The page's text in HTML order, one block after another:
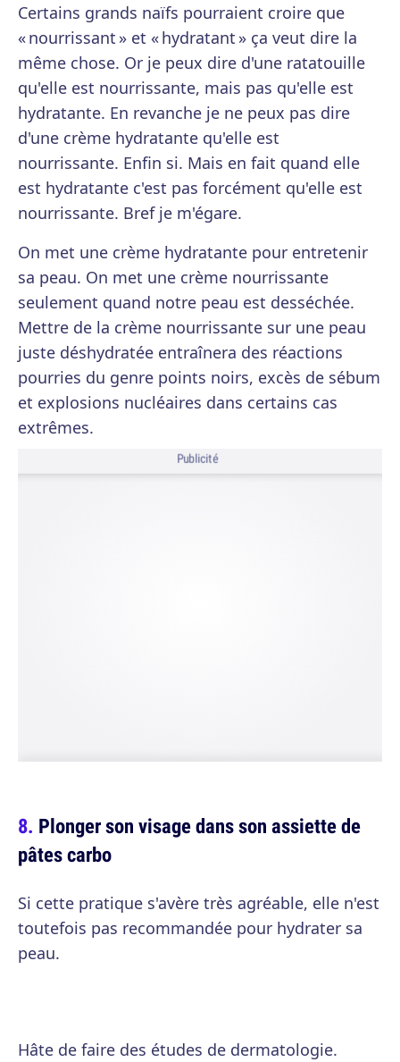
Certains grands naïfs pourraient croire que
« nourrissant » et « hydratant » ça veut dire la
même chose. Or je peux dire d'une ratatouille
qu'elle est nourrissante, mais pas qu'elle est
hydratante. En revanche je ne peux pas dire
d'une crème hydratante qu'elle est
nourrissante. Enfin si. Mais en fait quand elle
est hydratante c'est pas forcément qu'elle est
nourrissante. Bref je m'égare.
On met une crème hydratante pour entretenir
sa peau. On met une crème nourrissante
seulement quand notre peau est desséchée.
Mettre de la crème nourrissante sur une peau
juste déshydratée entraînera des réactions
pourries du genre points noirs, excès de sébum
et explosions nucléaires dans certains cas
extrêmes.
Publicité
Plonger son visage dans son assiette de
pâtes carbo
Si cette pratique s'avère très agréable, elle n'est
toutefois pas recommandée pour hydrater sa
peau.
Hâte de faire des études de dermatologie.